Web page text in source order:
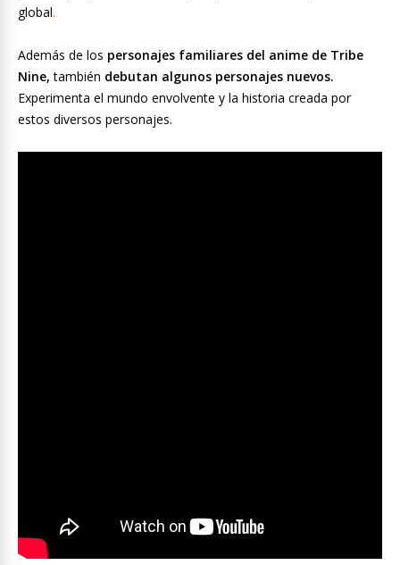
global.
Además de los personajes familiares del anime de Tribe
Nine, también debutan algunos personajes nuevos.
Experimenta el mundo envolvente y la historia creada por
estos diversos personajes.